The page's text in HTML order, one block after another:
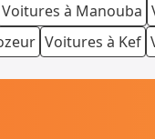
Voitures à Manouba
Voitures à Kef